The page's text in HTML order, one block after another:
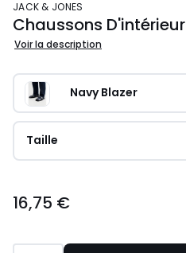
JACK & JONES
Chaussons D'intérieur
Voir la description
Navy Blazer
Taille
€.
16,75 €